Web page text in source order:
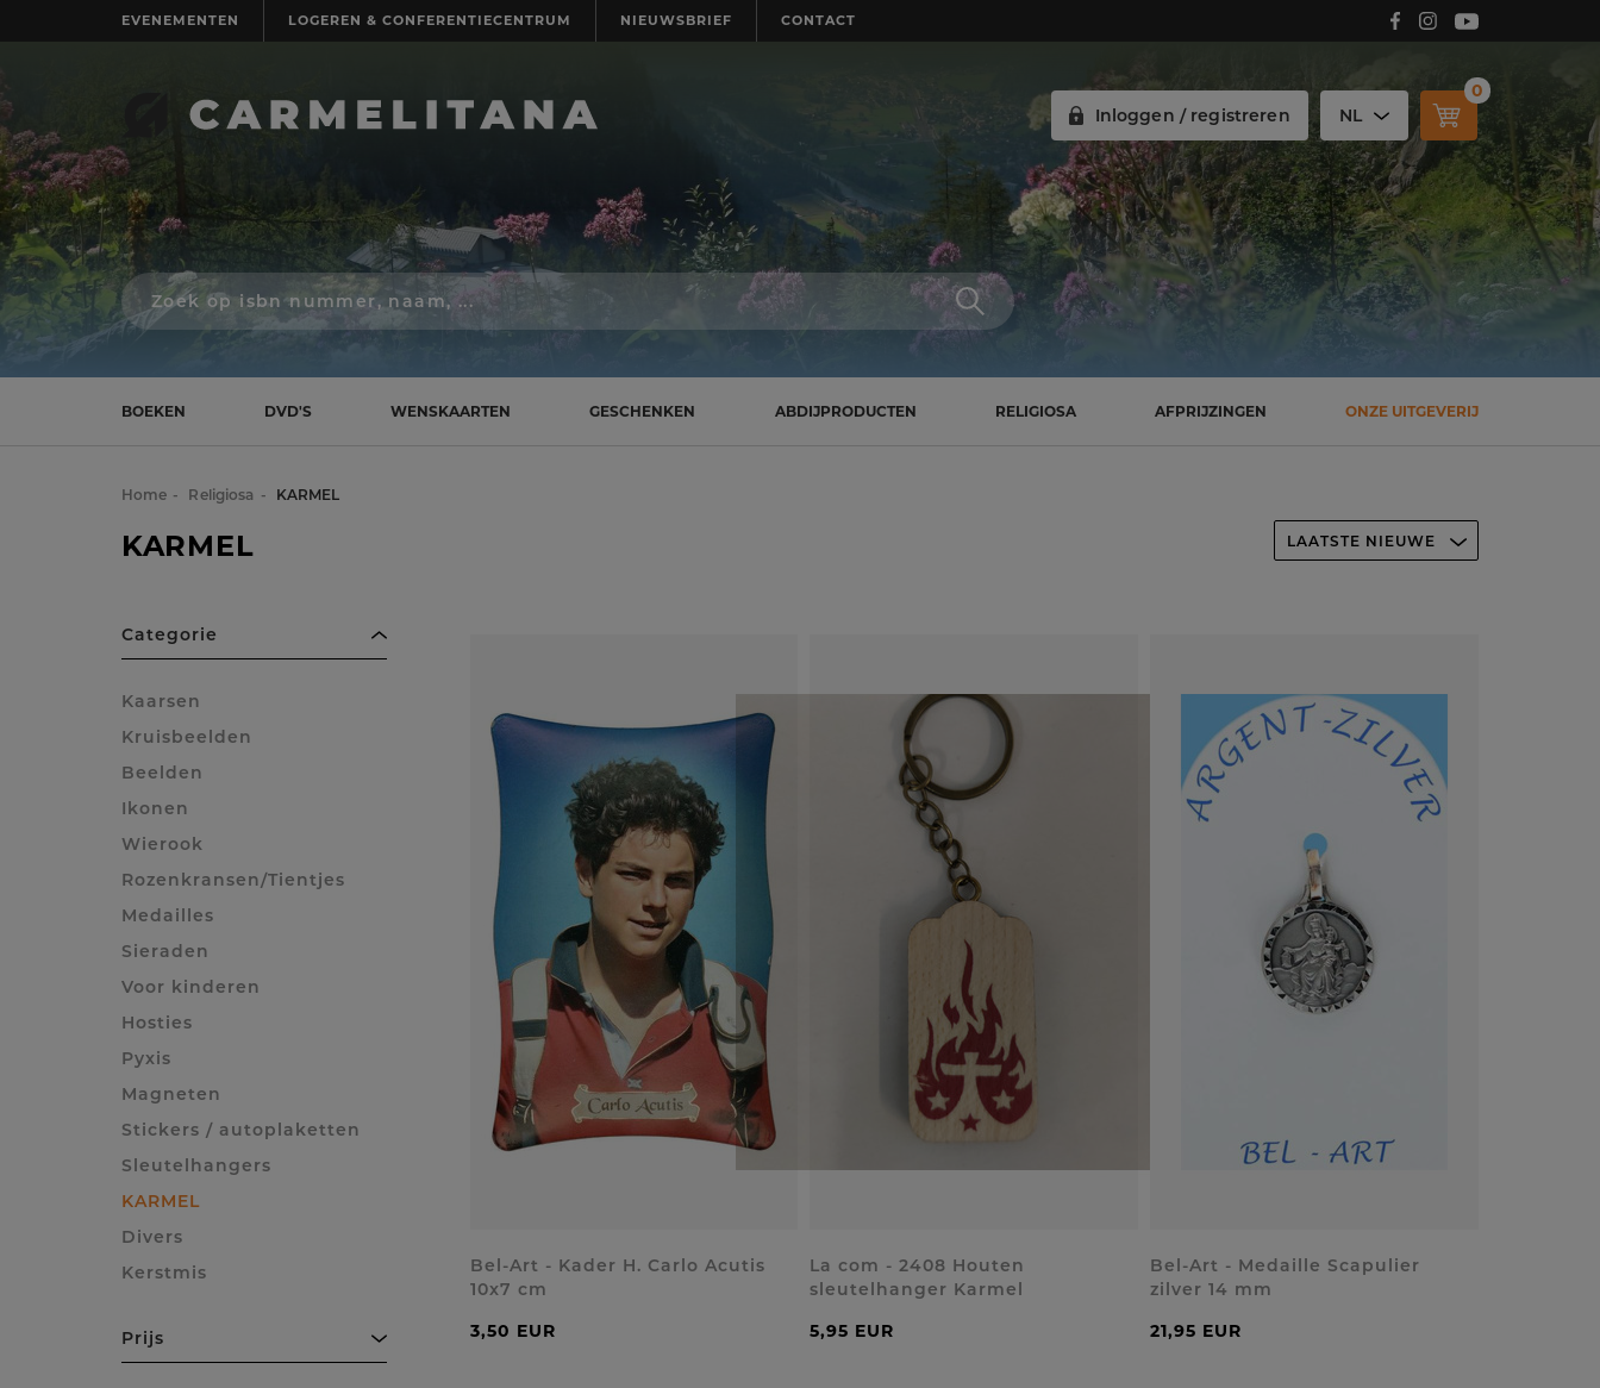
EVENEMENTEN LOGEREN & CONFERENTIECENTRUM NIEUWSBRIEF CONTACT Volg Carmelitana op Facebook!
Volg Carmelitana op Instagram!
Volg Carmelitana op Youtube!
Inloggen / registreren NL
0
Zoek
op
isbn
schrijver,
naam
BOEKEN DVD'S WENSKAARTEN GESCHENKEN ABDIJPRODUCTEN RELIGIOSA AFPRIJZINGEN ONZE UITGEVERIJ
Home Religiosa KARMEL
KARMEL
Categorie
Kaarsen
Kruisbeelden
Beelden
Ikonen
Wierook
Rozenkransen/Tientjes
Medailles
Sieraden
Voor kinderen
Hosties
Pyxis
Magneten
Stickers / autoplaketten
Sleutelhangers
KARMEL
Divers
Kerstmis
Prijs
Bel-Art - Kader H. Carlo Acutis
10x7 cm
3,50 EUR
La com - 2408 Houten
sleutelhanger Karmel
5,95 EUR
Bel-Art - Medaille Scapulier
zilver 14 mm
21,95 EUR